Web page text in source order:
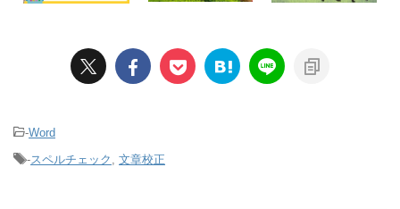
-Word
-スペルチェック 文章校正